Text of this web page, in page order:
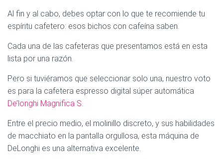
Al fin y al cabo, debes optar con lo que te recomiende tu
espíritu cafetero: esos bichos con cafeína saben.
Cada una de las cafeteras que presentamos está en esta
lista por una razón.
Pero si tuviéramos que seleccionar solo una, nuestro voto
es para la cafetera espresso digital súper automática
De’longhi Magnifica S
Entre el precio medio, el molinillo discreto, y sus habilidades
de macchiato en la pantalla orgullosa, esta máquina de
DeLonghi es una alternativa excelente.